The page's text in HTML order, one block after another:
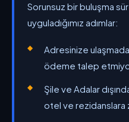
Sorunsuz bir buluşma
uyguladığımız adımlar:
Adresinize
ödeme talep
Şile ve Adalar
otel ve rezidanslara